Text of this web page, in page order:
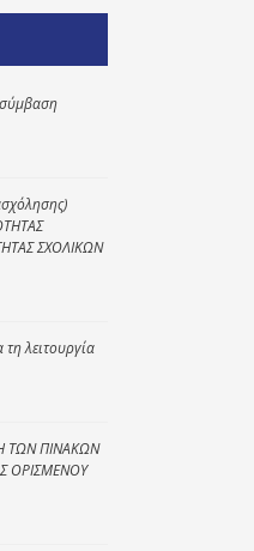
ΣΧΟΛΙΚΩΝ
λειτουργία
ΤΩΝ ΠΙΝΑΚΩΝ
ΟΡΙΣΜΕΝΟΥ